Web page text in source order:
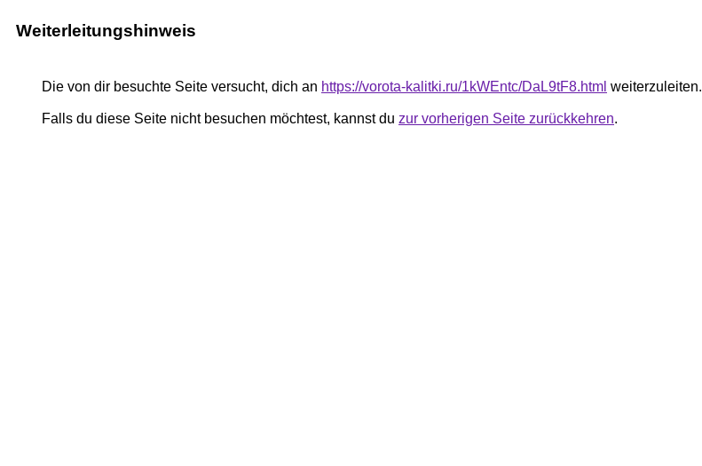
Weiterleitungshinweis
Die von dir besuchte Seite versucht, dich an https://vorota-kalitki.ru/1kWEntc/DaL9tF8.html weiterzuleiten.
Falls du diese Seite nicht besuchen möchtest, kannst du zur vorherigen Seite zurückkehren.